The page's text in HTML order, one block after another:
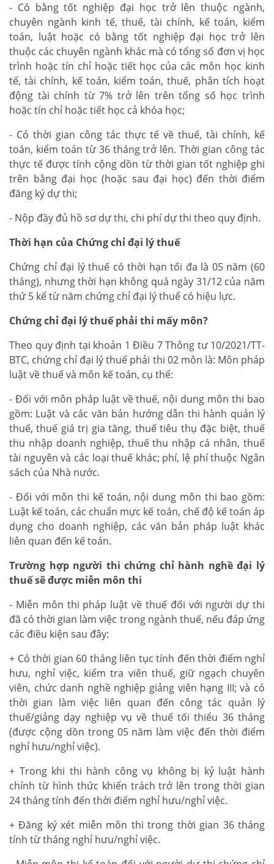
- Có bằng tốt nghiệp đại học trở lên thuộc ngành,
chuyên ngành kinh tế, thuế, tài chính, kế toán, kiểm
toán, luật hoặc có bằng tốt nghiệp đại học trở lên
thuộc các chuyên ngành khác mà có tổng số đơn vị học
trình hoặc tín chỉ hoặc tiết học của các môn học kinh
tế, tài chính, kế toán, kiểm toán, thuế, phân tích hoạt
động tài chính từ 7% trở lên trên tổng số học trình
hoặc tín chỉ hoặc tiết học cả khóa học;
- Có thời gian công tác thực tế về thuế, tài chính, kế
toán, kiểm toán từ 36 tháng trở lên. Thời gian công tác
thực tế được tính cộng dồn từ thời gian tốt nghiệp ghi
trên bằng đại học (hoặc sau đại học) đến thời điểm
đăng ký dự thi;
- Nộp đầy đủ hồ sơ dự thi, chi phí dự thi theo quy định.
Thời hạn của Chứng chỉ đại lý thuế
Chứng chỉ đại lý thuế có thời hạn tối đa là 05 năm (60
tháng), nhưng thời hạn không quá ngày 31/12 của năm
thứ 5 kể từ năm chứng chỉ đại lý thuế có hiệu lực.
Chứng chỉ đại lý thuế phải thi mấy môn?
Theo quy định tại khoản 1 Điều 7 Thông tư 10/2021/TT-
BTC, chứng chỉ đại lý thuế phải thi 02 môn là: Môn pháp
luật về thuế và môn kế toán, cụ thể:
- Đối với môn pháp luật về thuế, nội dung môn thi bao
gồm: Luật và các văn bản hướng dẫn thi hành quản lý
thuế, thuế giá trị gia tăng, thuế tiêu thụ đặc biệt, thuế
thu nhập doanh nghiệp, thuế thu nhập cá nhân, thuế
tài nguyên và các loại thuế khác; phí, lệ phí thuộc Ngân
sách của Nhà nước.
- Đối với môn thi kế toán, nội dung môn thi bao gồm:
Luật kế toán, các chuẩn mực kế toán, chế độ kế toán áp
dụng cho doanh nghiệp, các văn bản pháp luật khác
liên quan đến kế toán.
Trường hợp người thi chứng chỉ hành nghề đại lý
thuế sẽ được miễn môn thi
- Miễn môn thi pháp luật về thuế đối với người dự thi
đã có thời gian làm việc trong ngành thuế, nếu đáp ứng
các điều kiện sau đây:
+ Có thời gian 60 tháng liên tục tính đến thời điểm nghỉ
hưu, nghỉ việc, kiểm tra viên thuế, giữ ngạch chuyên
viên, chức danh nghề nghiệp giảng viên hạng III; và có
thời gian làm việc liên quan đến công tác quản lý
thuế/giảng dạy nghiệp vụ về thuế tối thiểu 36 tháng
(được cộng dồn trong 05 năm làm việc đến thời điểm
nghỉ hưu/nghỉ việc).
+ Trong khi thi hành công vụ không bị kỷ luật hành
chính từ hình thức khiển trách trở lên trong thời gian
24 tháng tính đến thời điểm nghỉ hưu/nghỉ việc.
+ Đăng ký xét miễn môn thi trong thời gian 36 tháng
tính từ tháng nghỉ hưu/nghỉ việc.